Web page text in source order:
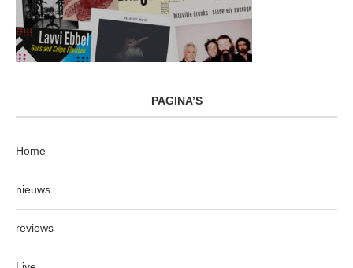
PAGINA’S
Home
nieuws
reviews